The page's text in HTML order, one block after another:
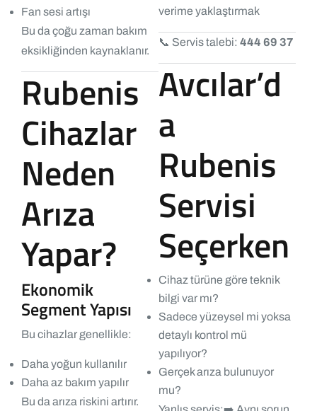
Fan sesi artışı
Bu da çoğu zaman bakım
eksikliğinden kaynaklanır.
Rubenis
Cihazlar
Neden
Arıza
Yapar?
Ekonomik
Segment Yapısı
Bu cihazlar genellikle:
Daha yoğun kullanılır
Daha az bakım yapılır
Bu da arıza riskini artırır.
verime yaklaştırmak
📞 Servis talebi: 444 69 37
Avcılar’d
a
Rubenis
Servisi
Seçerken
Cihaz türüne göre teknik
bilgi var mı?
Sadece yüzeysel mi yoksa
detaylı kontrol mü
yapılıyor?
Gerçek arıza bulunuyor
mu?